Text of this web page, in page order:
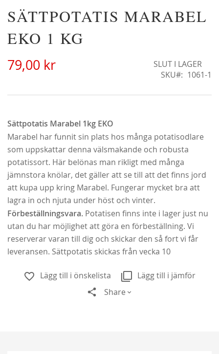
Christine Hélène'
Klematis Summer Snow/Paul Farges
239,00 kr
SÄTTPOTATIS MARABEL
EKO 1 KG
79,00 kr
SLUT I LAGER
SKU
1061-1
Sättpotatis Marabel 1kg EKO
Marabel har funnit sin plats hos många potatisodlare
som uppskattar denna välsmakande och robusta
potatissort. Här belönas man rikligt med många
jämnstora knölar, det gäller att se till att det finns jord
att kupa upp kring Marabel. Fungerar mycket bra att
lagra in och njuta under höst och vinter.
Förbeställningsvara. Potatisen finns inte i lager just nu
utan du har möjlighet att göra en förbeställning. Vi
reserverar varan till dig och skickar den så fort vi får
leveransen. Sättpotatis skickas från vecka 10
Lägg till i önskelista
Lägg till i jämför
Share
Hoppa
till
början
av